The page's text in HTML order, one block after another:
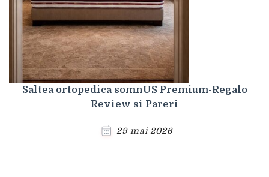
Saltea ortopedica somnUS Premium-Regalo
Review si Pareri
29 mai 2026